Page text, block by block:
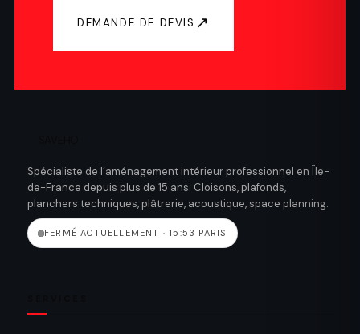
DEMANDE DE DEVIS ↗
Spécialiste de l’aménagement intérieur professionnel en Île-
de-France depuis plus de 15 ans. Cloisons, plafonds,
planchers techniques, plâtrerie, acoustique, space planning.
FERMÉ ACTUELLEMENT · 15:53 PARIS